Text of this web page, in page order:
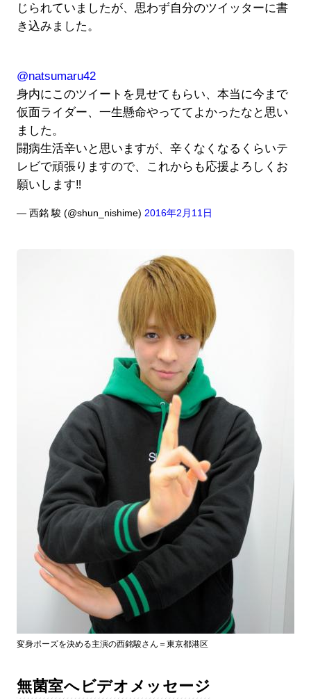
じられていましたが、思わず自分のツイッターに書
き込みました。
@natsumaru42
身内にこのツイートを見せてもらい、本当に今まで
仮面ライダー、一生懸命やっててよかったなと思い
ました。
闘病生活辛いと思いますが、辛くなくなるくらいテ
レビで頑張りますので、これからも応援よろしくお
願いします‼️
— 西銘 駿 (@shun_nishime) 2016年2月11日
変身ポーズを決める主演の西銘駿さん＝東京都港区
無菌室へビデオメッセージ